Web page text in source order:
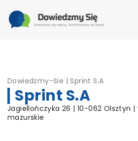
Dowiedzmy-Sie |Sprint S.A
Sprint S.A
Jagiellończyka 26 | 10-062 Olsztyn
mazurskie